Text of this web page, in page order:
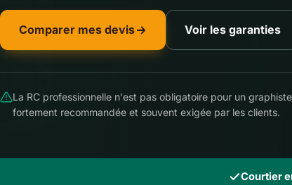
Comparer mes devis Voir les garanties
La RC professionnelle n'est pas obligatoire pour un
fortement recommandée et souvent exigée par les clients.
Courtier